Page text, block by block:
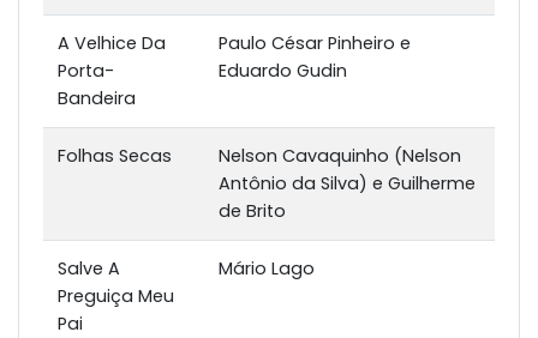
A Velhice Da
Porta-
Bandeira
Paulo César Pinheiro e
Eduardo Gudin
Folhas Secas
Nelson Cavaquinho (Nelson
Antônio da Silva) e Guilherme
de Brito
Salve A
Preguiça Meu
Pai
Mário Lago